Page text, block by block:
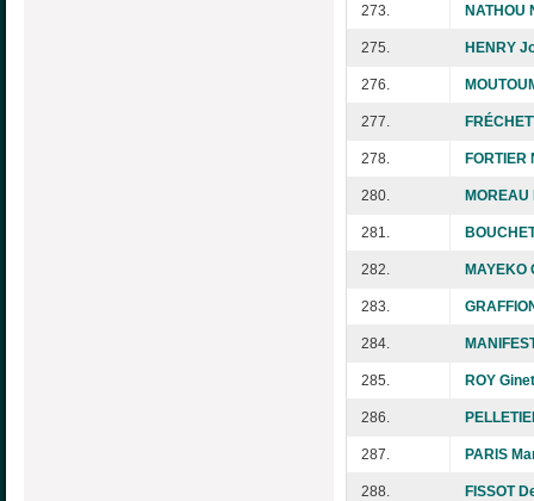
273. NATHOU
275. HENRY
276.
277.
278. FORTIER
280. MOREAU
281.
282. MAYEKO
283.
284.
285. ROY
286.
287. PARIS
288. FISSOT